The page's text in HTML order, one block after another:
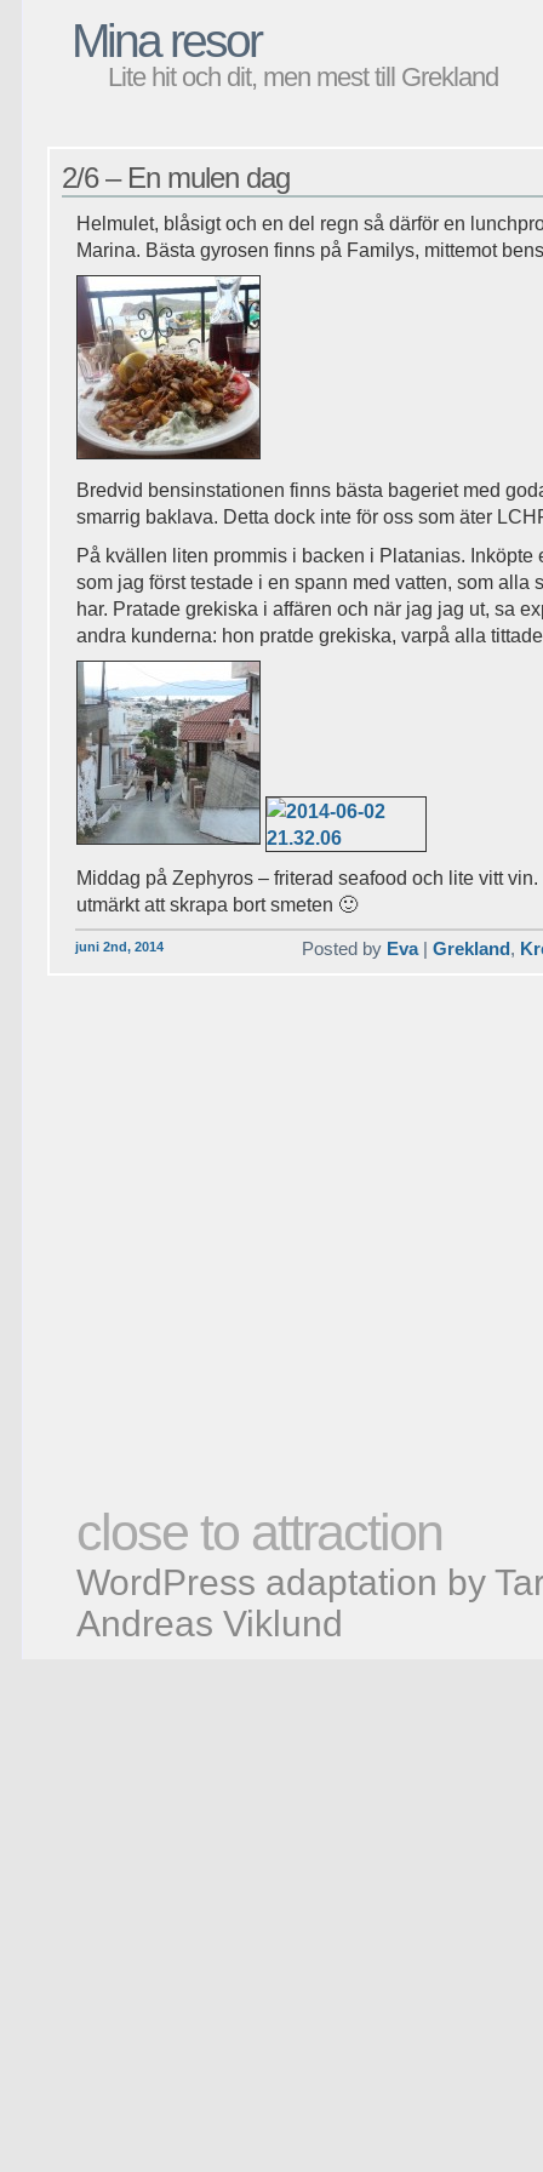
Mina resor
Lite hit och dit, men mest till Grekland
2/6 – En mulen dag
Helmulet, blåsigt och en del regn så därför en
Marina. Bästa gyrosen finns på Familys, mittemot
Bredvid bensinstationen finns bästa bageriet med
smarrig baklava. Detta dock inte för oss som äter
På kvällen liten prommis i backen i Platanias. Inköpte
som jag först testade i en spann med vatten, som alla
har. Pratade grekiska i affären och när jag jag ut, sa
andra kunderna: hon pratde grekiska, varpå alla
Middag på Zephyros – friterad seafood och lite vitt
utmärkt att skrapa bort smeten 🙂
juni 2nd, 2014 Posted by Eva|Grekland,
close to attraction
WordPress adaptation by
Andreas Viklund